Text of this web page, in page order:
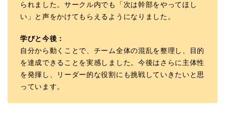
られました。サークル内でも「次は幹部をやってほし
い」と声をかけてもらえるようになりました。
学びと今後：
自分から動くことで、チーム全体の混乱を整理し、目的
を達成できることを実感しました。今後はさらに主体性
を発揮し、リーダー的な役割にも挑戦していきたいと思
っています。